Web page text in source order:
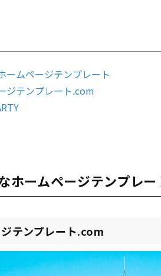
ームページテンプレート
ジテンプレート.com
ホームページテンプレー
テンプレート.com